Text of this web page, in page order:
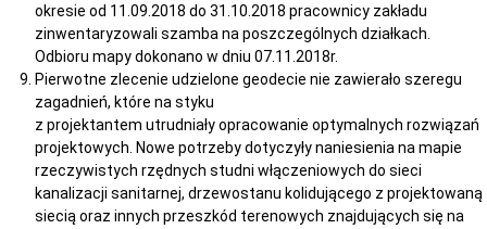
okresie od 11.09.2018 do 31.10.2018 pracownicy zakładu
zinwentaryzowali szamba na poszczególnych działkach.
Odbioru mapy dokonano w dniu 07.11.2018r.
Pierwotne zlecenie udzielone geodecie nie zawierało szeregu
zagadnień, które na styku
z projektantem utrudniały opracowanie optymalnych rozwiązań
projektowych. Nowe potrzeby dotyczyły naniesienia na mapie
rzeczywistych rzędnych studni włączeniowych do sieci
kanalizacji sanitarnej, drzewostanu kolidującego z projektowaną
siecią oraz innych przeszkód terenowych znajdujących się na